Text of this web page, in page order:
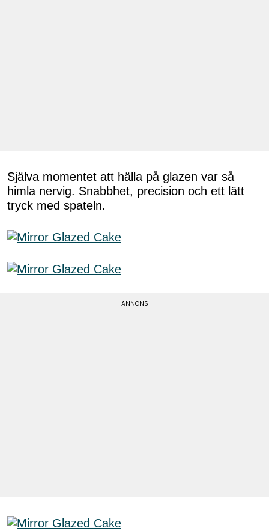
Själva momentet att hälla på glazen var så
himla nervig. Snabbhet, precision och ett lätt
tryck med spateln.